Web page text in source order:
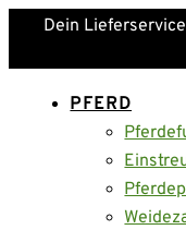
Dein
PFERD